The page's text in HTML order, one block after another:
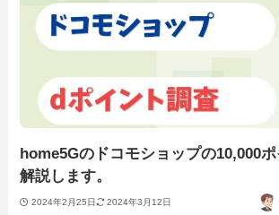
home5Gのドコモショップの10,000
解説します。
2024年2月25日 2024年3月12日